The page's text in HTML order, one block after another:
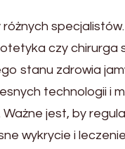
czy chirurga
stanu zdrowia
technologii i
jest, by
wykrycie i